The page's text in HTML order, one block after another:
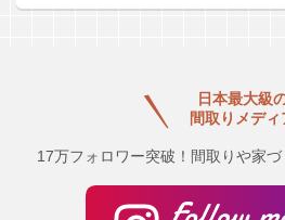
日本最大級
間取りメディ
17万フォロワー突破！間取りや家づ